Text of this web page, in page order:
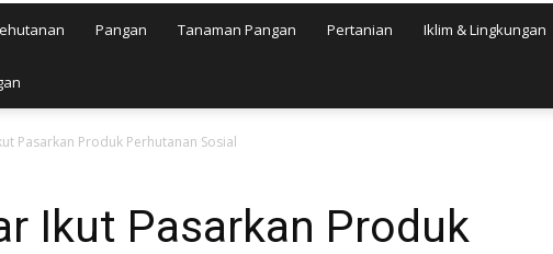
Pangan Tanaman Pangan Pertanian Iklim & Lingkungan
Pasarkan Produk Perhutanan Sosial
Ikut Pasarkan Produk